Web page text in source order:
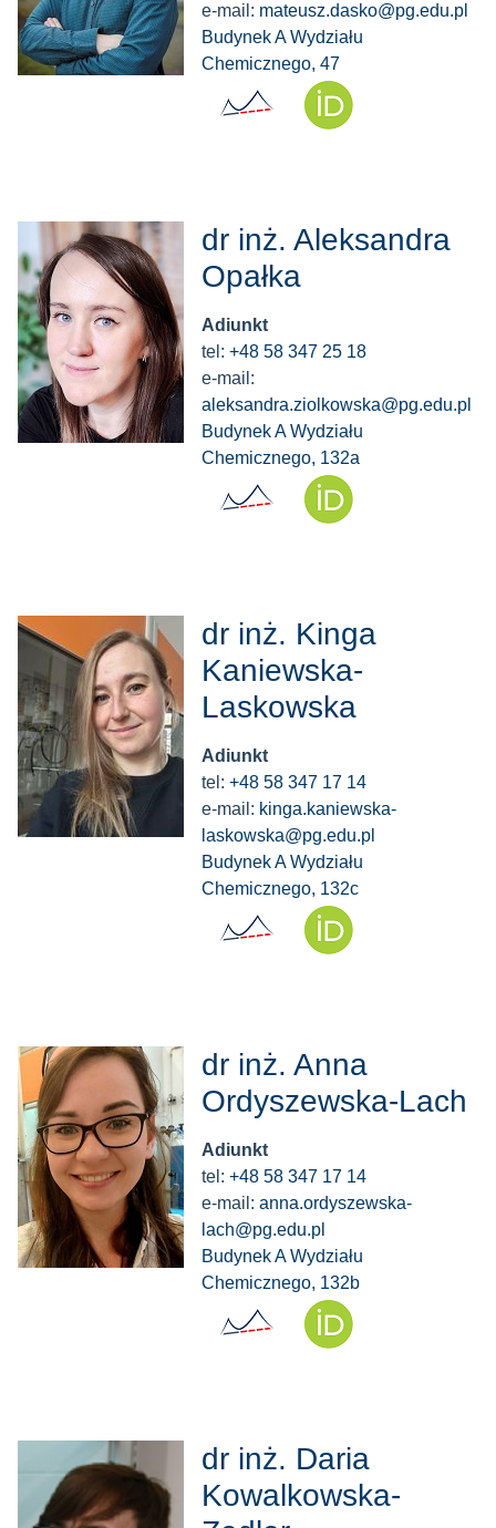
e-mail: mateusz.dasko@pg.edu.pl
Budynek A Wydziału
Chemicznego, 47
dr inż. Aleksandra
Opałka
Adiunkt
tel: +48 58 347 25 18
e-mail:
aleksandra.ziolkowska@pg.edu.pl
Budynek A Wydziału
Chemicznego, 132a
dr inż. Kinga
Kaniewska-
Laskowska
Adiunkt
tel: +48 58 347 17 14
e-mail: kinga.kaniewska-
laskowska@pg.edu.pl
Budynek A Wydziału
Chemicznego, 132c
dr inż. Anna
Ordyszewska-Lach
Adiunkt
tel: +48 58 347 17 14
e-mail: anna.ordyszewska-
lach@pg.edu.pl
Budynek A Wydziału
Chemicznego, 132b
dr inż. Daria
Kowalkowska-